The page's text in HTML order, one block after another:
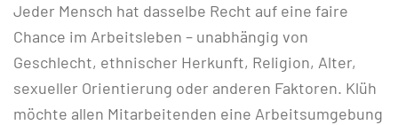
Jeder Mensch hat dasselbe Recht auf eine faire
Chance im Arbeitsleben – unabhängig von
Geschlecht, ethnischer Herkunft, Religion, Alter,
sexueller Orientierung oder anderen Faktoren. Klüh
möchte allen Mitarbeitenden eine Arbeitsumgebung